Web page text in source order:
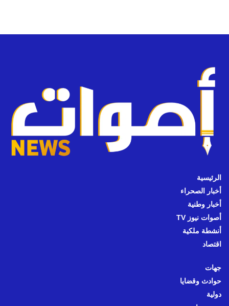
الرئيسية
أخبار الصحراء
أخبار وطنية
أصوات نيوز TV
أنشطة ملكية
اقتصاد
جهات
حوادث وقضايا
دولية